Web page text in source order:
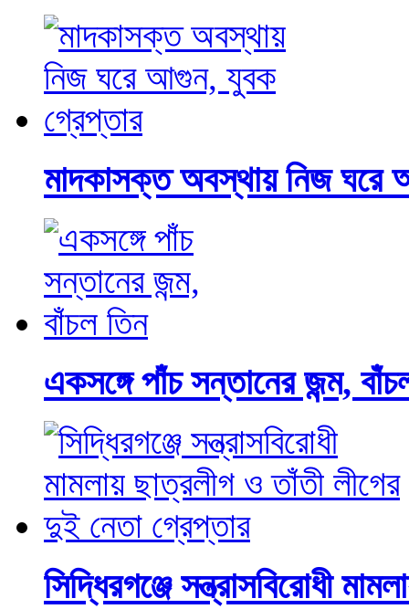
মাদকাসক্ত অবস্থায় নিজ ঘরে
একসঙ্গে পাঁচ সন্তানের জন্ম,
সিদ্ধিরগঞ্জে সন্ত্রাসবিরোধী